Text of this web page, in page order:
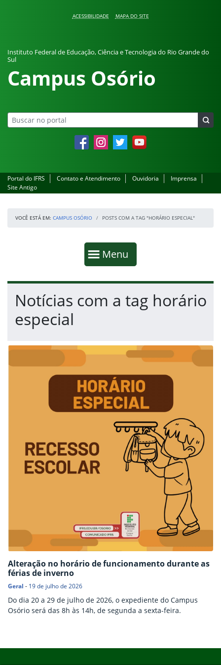
ACESSIBILIDADE MAPA DO SITE
Instituto Federal de Educação, Ciência e Tecnologia do Rio Grande do
Sul
Campus Osório
FacebookInstagramTwitter YouTube
Portal do IFRS Contato e Atendimento Ouvidoria
Imprensa
Site Antigo
VOCÊ ESTÁ EM: CAMPUS OSÓRIO POSTS COM A TAG "HORÁRIO ESPECIAL"
Mostrar
Menu
Fim da navegação
Início do conteúdo
Notícias com a tag horário
especial
Alteração no horário de funcionamento durante as
férias de inverno
Geral - 19 de julho de 2026
Do dia 20 a 29 de julho de 2026, o expediente do Campus
Osório será das 8h às 14h, de segunda a sexta-feira.